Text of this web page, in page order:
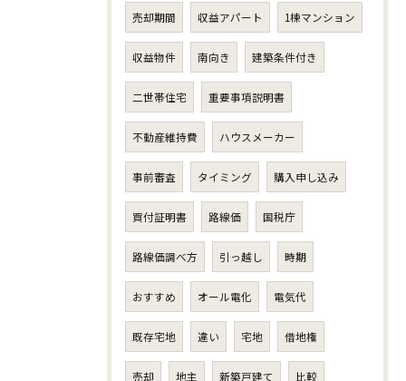
売却期間 収益アパート 1棟マンション
収益物件 南向き 建築条件付き
二世帯住宅 重要事項説明書
不動産維持費 ハウスメーカー
事前審査 タイミング 購入申し込み
買付証明書 路線価 国税庁
路線価調べ方 引っ越し 時期
おすすめ オール電化 電気代
既存宅地 違い 宅地 借地権
売却 地主 新築戸建て 比較